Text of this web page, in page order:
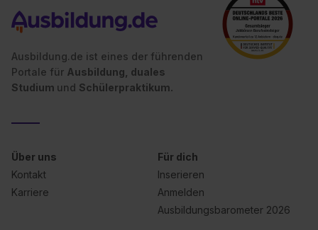
Ausbildung.de ist eines der führenden
Portale für Ausbildung, duales
Studium und Schülerpraktikum.
Über uns
Kontakt
Karriere
Für dich
Inserieren
Anmelden
Ausbildungsbarometer 2026